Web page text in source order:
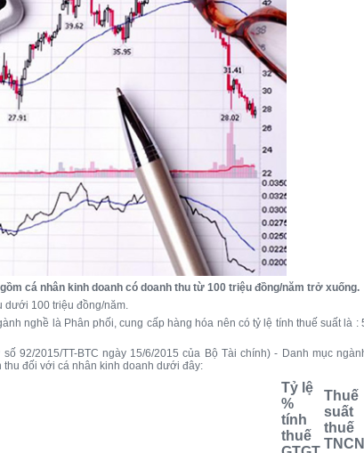
cá nhân kinh doanh có doanh thu từ 100 triệu đồng/năm trở xuống.
dưới 100 triệu đồng/năm.
nghề là Phân phối, cung cấp hàng hóa nên có tỷ lệ tính thuế suất là :
92/2015/TT-BTC ngày 15/6/2015 của Bộ Tài chính) - Danh mục
thu đối với cá nhân kinh doanh dưới đây:
Tỷ lệ
%
tính
thuế
Thuế
suất
thuế
TNCN